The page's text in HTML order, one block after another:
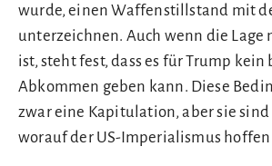
wurde, einen Waffenstillstand mit
unterzeichnen. Auch wenn die Lage
ist, steht fest, dass es für Trump kein
Abkommen geben kann. Diese
zwar eine Kapitulation, aber sie sind
worauf der US-Imperialismus